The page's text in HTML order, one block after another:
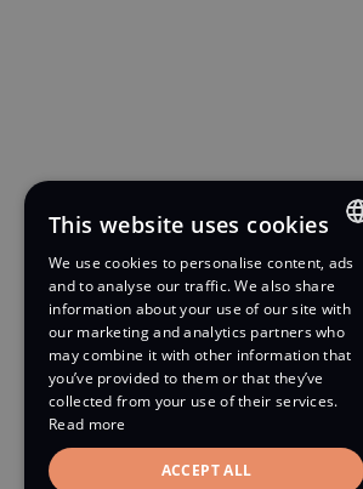
ENGLISH
FRENCH
This website uses cookies
We use cookies to personalise content, ads
and to analyse our traffic. We also share
information about your use of our site with
our marketing and analytics partners who
may combine it with other information that
you’ve provided to them or that they’ve
collected from your use of their services.
Read more
ACCEPT ALL